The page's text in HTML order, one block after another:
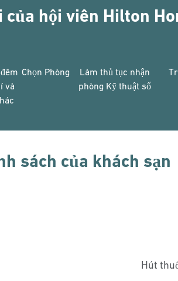
của hội viên Hilton
và
Chọn Phòng
Làm thủ tục nhận
phòng Kỹ thuật số
sách của khách sạn
Hút